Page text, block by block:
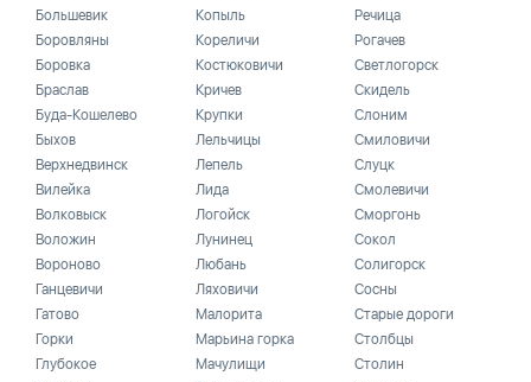
Большевик
Боровляны
Боровка
Браслав
Буда-Кошелево
Быхов
Верхнедвинск
Вилейка
Волковыск
Воложин
Вороново
Ганцевичи
Гатово
Горки
Глубокое
Копыль
Кореличи
Костюковичи
Кричев
Крупки
Лельчицы
Лепель
Лида
Логойск
Лунинец
Любань
Ляховичи
Малорита
Марьина горка
Мачулищи
Речица
Рогачев
Светлогорск
Скидель
Слоним
Смиловичи
Слуцк
Смолевичи
Сморгонь
Сокол
Солигорск
Сосны
Старые дороги
Столбцы
Столин